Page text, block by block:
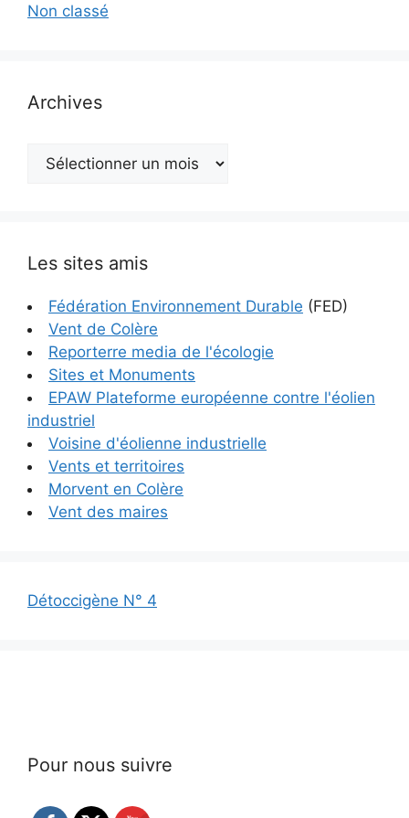
Non classé
Archives
Archives
Les sites amis
Fédération Environnement Durable (FED)
Vent de Colère
Reporterre media de l'écologie
Sites et Monuments
EPAW Plateforme européenne contre l'éolien
industriel
Voisine d'éolienne industrielle
Vents et territoires
Morvent en Colère
Vent des maires
Détoccigène N° 4
Pour nous suivre